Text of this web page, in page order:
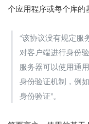
个应用程序或每个库的
“该协议没有规定服
对客户端进行身份
服务器可以使用通
身份验证机制，例
身份验证”。